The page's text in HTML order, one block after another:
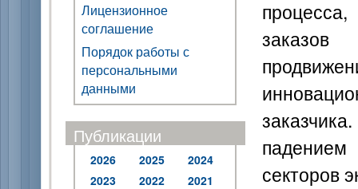
Лицензионное
соглашение
Порядок работы с
персональными
данными
Публикации
2026 2025
2024
2023
2022
2021
секторов